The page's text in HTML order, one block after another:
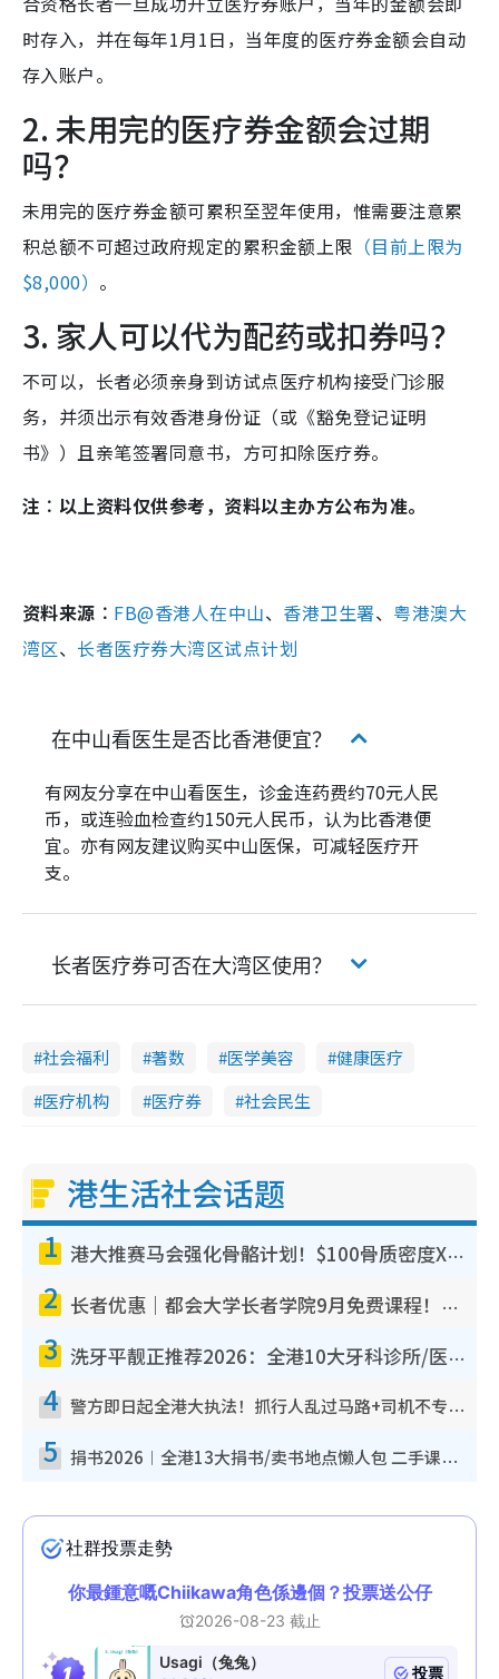
时存入，并在每年1月1日，当年度的医疗券金额会自动
存入账户。
2. 未用完的医疗券金额会过期
吗？
未用完的医疗券金额可累积至翌年使用，惟需要注意累
积总额不可超过政府规定的累积金额上限 （目前上限为
$8,000） 。
3. 家人可以代为配药或扣券吗？
不可以，长者必须亲身到访试点医疗机构接受门诊服
务，并须出示有效香港身份证（或《豁免登记证明
书》）且亲笔签署同意书，方可扣除医疗券。
注︰以上资料仅供参考，资料以主办方公布为准。
资料来源︰ FB@香港人在中山、 香港卫生署、 粤港澳大
湾区、 长者医疗券大湾区试点计划
在中山看医生是否比香港便宜？
有网友分享在中山看医生，诊金连药费约70元人民
币，或连验血检查约150元人民币，认为比香港便
宜。亦有网友建议购买中山医保，可减轻医疗开
支。
长者医疗券可否在大湾区使用？
社会福利 著数 医学美容
健康医疗
医疗机构
医疗券 社会民生
港生活社会话题
1 港大推赛马会强化骨骼计划！$100骨质密度X光检查 完成免费运动训练送超市礼券！附参加资格
2 长者优惠｜都会大学长者学院9月免费课程！多媒体/微电影创作/网络安全 附报名方法教学
3 洗牙平靓正推荐2026：全港10大牙科诊所/医院懒人包，夜诊至8点/镇静洁牙/医疗券适用
4 警方即日起全港大执法！抓行人乱过马路+司机不专注驾驶！乱过马路罚$2000
5 捐书2026︱全港13大捐书/卖书地点懒人包 二手课本最高$150＋旧书换免费咖啡/戏票